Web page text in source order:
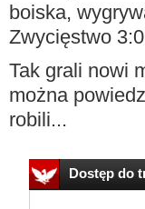
boiska,
Zwycięstwo
Tak grali nowi
można
robili...
Dostęp do